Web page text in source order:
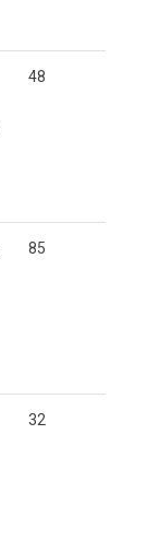
48
85
32